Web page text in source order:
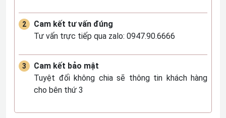
Cam kết tư vấn đúng
Tư vấn trực tiếp qua zalo: 0947.90.6666
Cam kết bảo mật
Tuyệt đối không chia sẽ thông tin khách hàng
cho bên thứ 3